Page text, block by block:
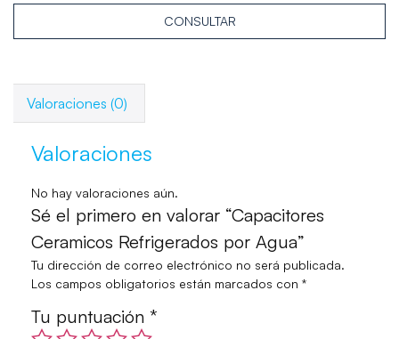
CONSULTAR
Valoraciones (0)
Valoraciones
No hay valoraciones aún.
Sé el primero en valorar “Capacitores
Ceramicos Refrigerados por Agua”
Tu dirección de correo electrónico no será publicada.
Los campos obligatorios están marcados con *
Tu puntuación *